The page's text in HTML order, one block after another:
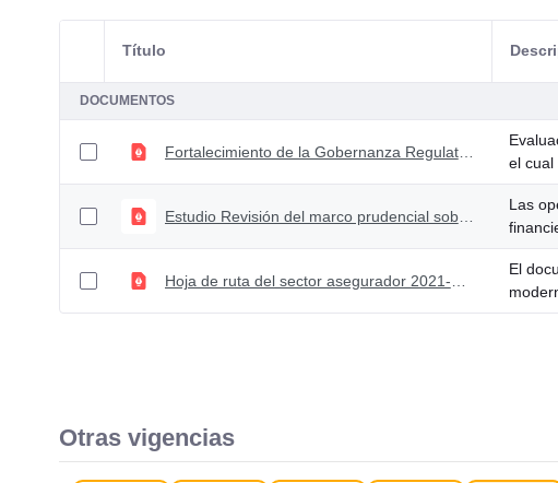
Selección del elemento
Título
DOCUMENTOS
Fortalecimiento de la Gobernanza Regulatoria en Colombia a través de Evaluaciones de Impacto basadas en Evidencia
el cual
Estudio Revisión del marco prudencial sobre transacciones con partes vinculadas de los establecimientos de crédito
Las
El
Otras vigencias